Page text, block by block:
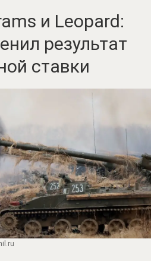
и Leopard:
результат
ставки